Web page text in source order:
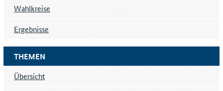
THEMEN
Übersicht
Wahlkreise
Ergebnisse